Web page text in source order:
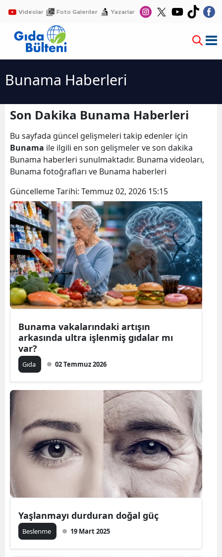
Videolar Foto Galeriler Yazarlar
Bunama Haberleri
Son Dakika Bunama Haberleri
Bu sayfada güncel gelişmeleri takip edenler için
Bunama ile ilgili en son gelişmeler ve son dakika
Bunama haberleri sunulmaktadır. Bunama videoları,
Bunama fotoğrafları ve Bunama haberleri
Güncelleme Tarihi: Temmuz 02, 2026 15:15
Bunama vakalarındaki artışın
arkasında ultra işlenmiş gıdalar mı
var?
Gıda 02 Temmuz 2026
Yaşlanmayı durduran doğal güç
Beslenme 19 Mart 2025